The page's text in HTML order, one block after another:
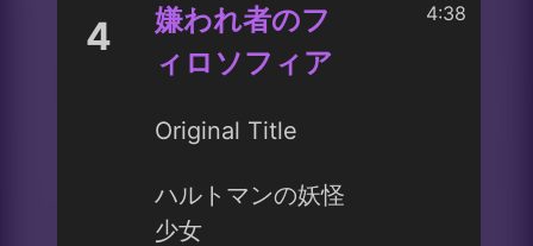
4
嫌われ者のフ
ィロソフィア
Original Title
ハルトマンの妖怪
少女
4:38